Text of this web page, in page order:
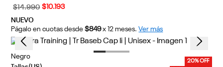
$14.990 $ 10.193
NUEVO
Págalo en cuotas desde $849 x 12 meses. Ver más
20% OFF
Negro